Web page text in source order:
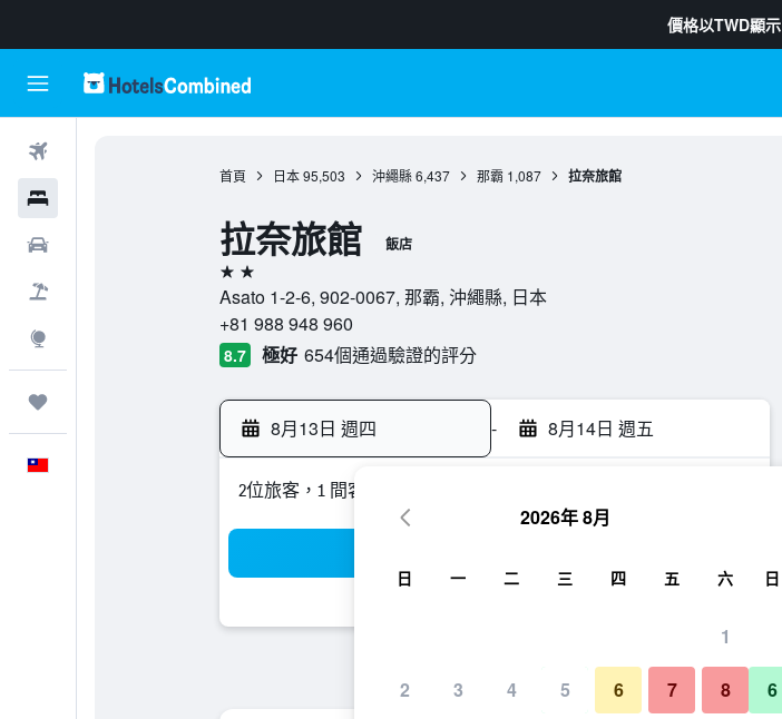
價格以TWD顯示
首頁 日本 95,503 沖繩縣 6,437 那霸 1,087 拉奈旅館
拉奈旅館 飯店
2星級
Asato 1-2-6, 902-0067, 那霸, 沖繩縣, 日本
+81 988 948 960
8.7 極好 654個通過驗證的評分
8月13日 週四 - 8月14日 週五
2位旅客，1 間客房
2026年 8月
日 一 二 三 四 五 六
1
2 3 4 5 6 7 8
日
6